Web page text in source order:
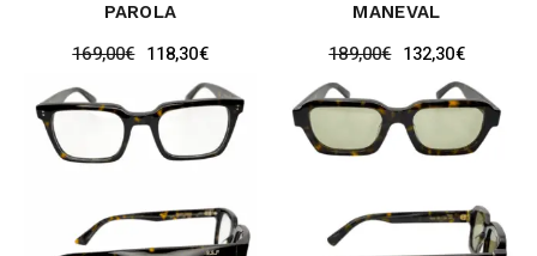
PAROLA
169,00€ 118,30€
MANEVAL
189,00€ 132,30€